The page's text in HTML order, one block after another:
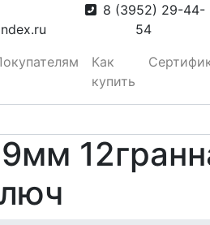
8 (3952) 29-44-
54
Как
купить